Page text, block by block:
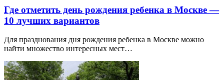
Где отметить день рождения ребенка в Москве —
10 лучших вариантов
Для празднования дня рождения ребенка в Москве можно
найти множество интересных мест…